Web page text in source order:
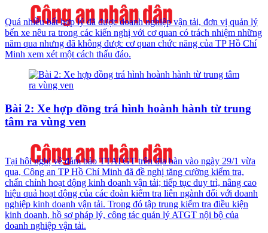
Quá nhiều bất hợp lý đã được doanh nghiệp vận tải, đơn vị quản lý
bến xe nêu ra trong các kiến nghị với cơ quan có trách nhiệm những
năm qua nhưng đã không được cơ quan chức năng của TP Hồ Chí
Minh xem xét một cách thấu đáo.
Bài 2: Xe hợp đồng trá hình hoành hành từ trung
tâm ra vùng ven
Tại hội nghị về đảm bảo TTATGT trên địa bàn vào ngày 29/1 vừa
qua, Công an TP Hồ Chí Minh đã đề nghị tăng cường kiểm tra,
chấn chỉnh hoạt động kinh doanh vận tải; tiếp tục duy trì, nâng cao
hiệu quả hoạt động của các đoàn kiểm tra liên ngành đối với doanh
nghiệp kinh doanh vận tải. Trong đó tập trung kiểm tra điều kiện
kinh doanh, hồ sơ pháp lý, công tác quản lý ATGT nội bộ của
doanh nghiệp vận tải.